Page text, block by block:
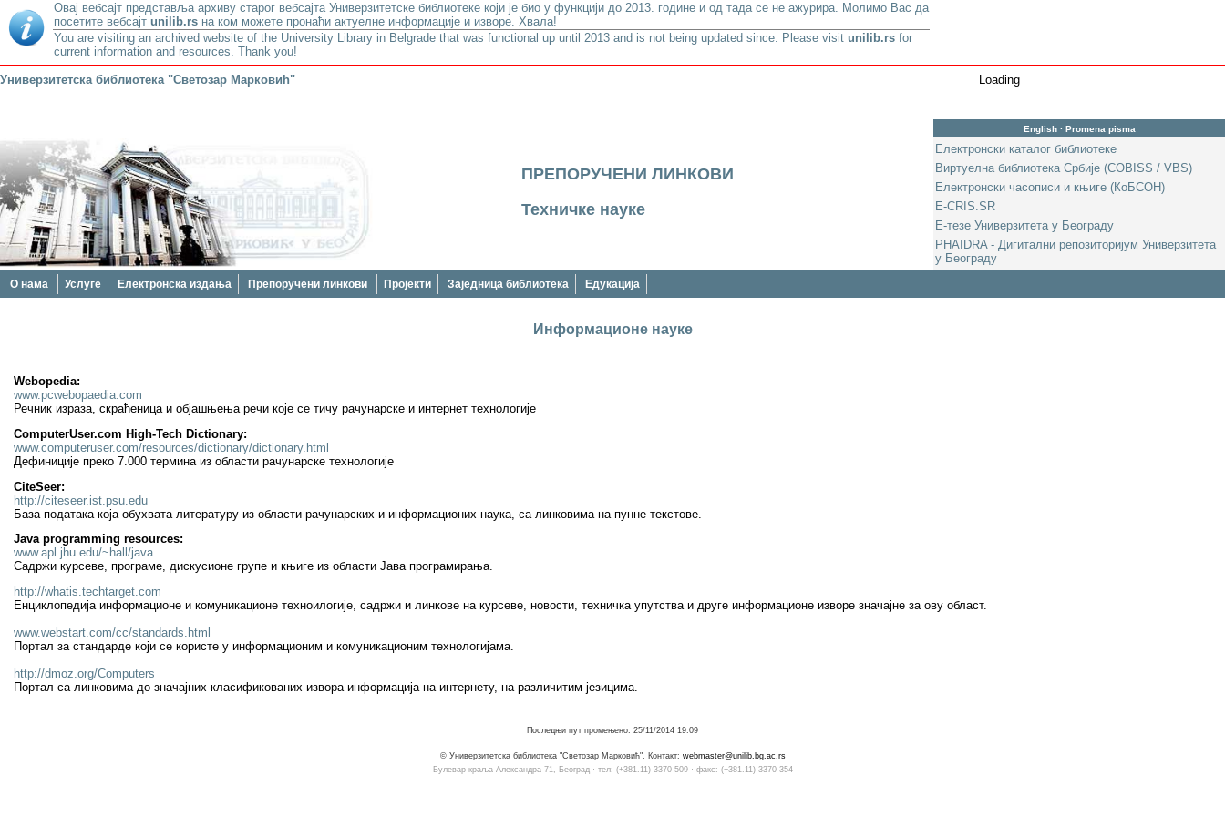
Овај вебсајт представља архиву старог вебсајта Универзитетске библиотеке који је био у функцији до 2013. године и од тада се не ажурира. Молимо Вас да
посетите вебсајт unilib.rs на ком можете пронаћи актуелне информације и изворе. Хвала!
You are visiting an archived website of the University Library in Belgrade that was functional up until 2013 and is not being updated since. Please visit unilib.rs for
current information and resources. Thank you!
Универзитетска библиотека "Светозар Марковић" Loading
ПРЕПОРУЧЕНИ ЛИНКОВИ
Техничке науке
English· Promena pisma
Електронски каталог библиотеке
Виртуелна библиотека Србије (COBISS / VBS)
Електронски часописи и књиге (КоБСОН)
E-CRIS.SR
Е-тезе Универзитета у Београду
PHAIDRA - Дигитални репозиторијум Универзитета
у Београду
О нама Услуге Електронска издања Препоручени линкови Пројекти Заједница библиотека Едукација
Информационе науке
Webopedia:
www.pcwebopaedia.com
Речник израза, скраћеница и објашњења речи које се тичу рачунарске и интернет технологије
ComputerUser.com High-Tech Dictionary:
www.computeruser.com/resources/dictionary/dictionary.html
Дефиниције преко 7.000 термина из области рачунарске технологије
CiteSeer:
http://citeseer.ist.psu.edu
База података која обухвата литературу из области рачунарских и информационих наука, са линковима на пунне текстове.
Java programming resources:
www.apl.jhu.edu/~hall/java
Садржи курсеве, програме, дискусионе групе и књиге из области Јава програмирања.
http://whatis.techtarget.com
Енциклопедија информационе и комуникационе техноилогије, садржи и линкове на курсеве, новости, техничка упутства и друге информационе изворе значајне за ову област.
www.webstart.com/cc/standards.html
Портал за стандарде који се користе у информационим и комуникационим технологијама.
http://dmoz.org/Computers
Портал са линковима до значајних класификованих извора информација на интернету, на различитим језицима.
Последњи пут промењено: 25/11/2014 19:09
© Универзитетска библиотека "Светозар Марковић". Контакт: webmaster@unilib.bg.ac.rs
Булевар краља Александра 71, Београд · тел: (+381.11) 3370-509 · факс: (+381.11) 3370-354